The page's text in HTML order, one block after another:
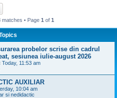
• Page 1 of 1
probelor scrise din cadrul
sesiunea iulie-august 2026
Today, 11:53 am
AUXILIAR
10:04 am
si nedidactic